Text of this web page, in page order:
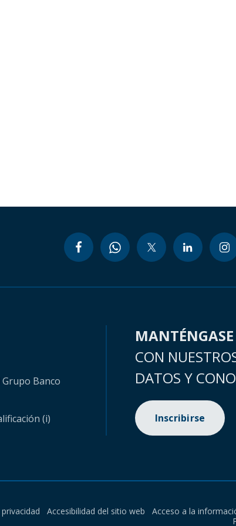
Grupo Banco
(i)
CON
DATOS Y
Inscribirse
Accesibilidad del sitio web Acceso a la